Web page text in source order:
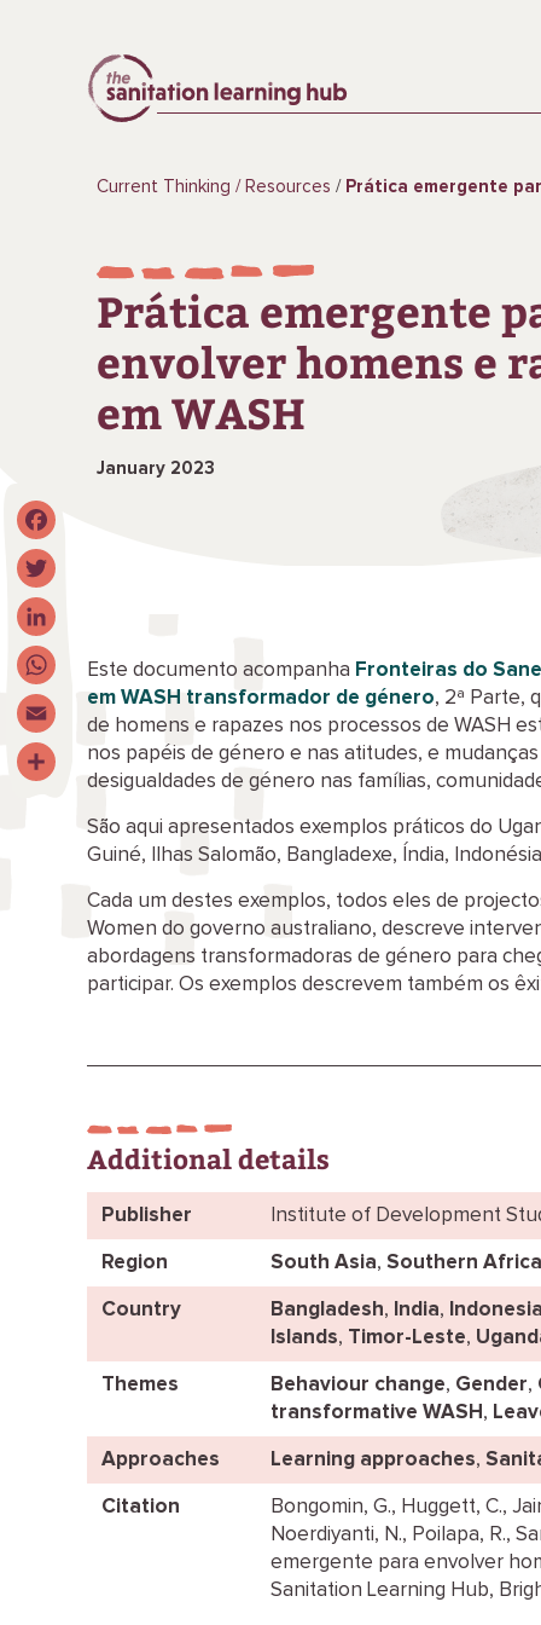
Current Thinking Resources Prática emergente para envolver
Prática emergente
envolver homens e
em WASH
January 2023
Este documento acompanha Fronteiras do
em WASH transformador de género, 2ª Parte,
de homens e rapazes nos processos de WASH
nos papéis de género e nas atitudes, e
desigualdades de género nas famílias,
São aqui apresentados exemplos práticos do
Guiné, Ilhas Salomão, Bangladexe, Índia,
Cada um destes exemplos, todos eles de
Women do governo australiano, descreve
abordagens transformadoras de género para
participar. Os exemplos descrevem também os
Additional details
Publisher Institute of Development
Region South Asia, Southern Africa
Country Bangladesh, India, Indonesia
Islands, Timor-Leste,
Themes Behaviour change, Gender,
transformative WASH ,
Approaches Learning approaches,
Citation
Bongomin, G., Huggett, C.,
Noerdiyanti, N., Poilapa, R.,
emergente para envolver
Sanitation Learning Hub,
Facebook
Twitter
LinkedIn
WhatsApp
Email